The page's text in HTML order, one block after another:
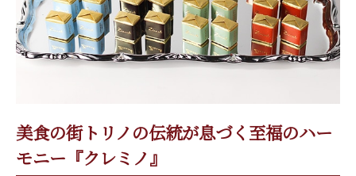
美食の街トリノの伝統が息づく至福のハー
モニー『クレミノ』